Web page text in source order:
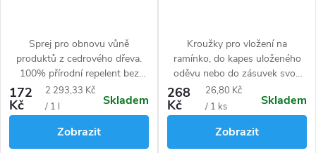
Sprej pro obnovu vůně
produktů z cedrového dřeva.
100% přírodní repelent bez
jedů a chemikálií, pomáhá
chránit textilie před zatuchlinou
a plísní.
172
Kč
Měrná
cena:
2 293,33 Kč
/ 1 l
Skladem
Zobrazit
Kroužky pro vložení na
ramínko, do kapes uloženého
oděvu nebo do zásuvek svou
jemnou cedrovou vůní účinně
odpuzují šatní moly.
268
Kč
Měrná
cena:
26,80 Kč
/ 1 ks
Skladem
Zobrazit